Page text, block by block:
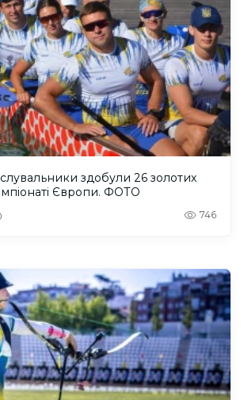
здобули 26 золотих
Європи. ФОТО
746